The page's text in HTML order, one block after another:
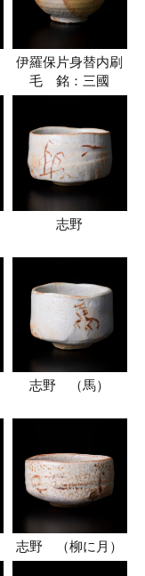
伊羅保片身替内刷
毛 銘：三國
志野
志野 （馬）
志野 （柳に月）